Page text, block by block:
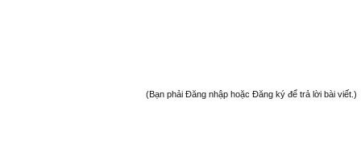
(Bạn phải Đăng nhập hoặc Đăng ký để trả lời bài viết.)